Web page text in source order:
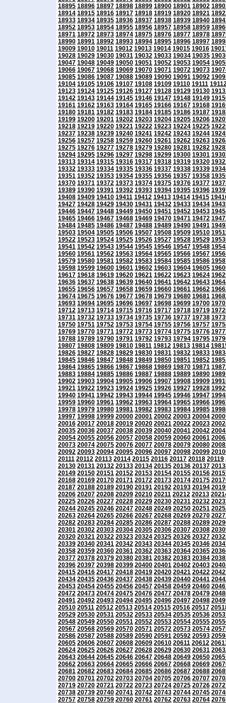
18895 18896 18897 18898 18899 18900 18901 18902
18914 18915 18916 18917 18918 18919 18920 18921
18933 18934 18935 18936 18937 18938 18939 18940
18952 18953 18954 18955 18956 18957 18958 18959
18971 18972 18973 18974 18975 18976 18977 18978
18990 18991 18992 18993 18994 18995 18996 18997
19009 19010 19011 19012 19013 19014 19015 19016
19028 19029 19030 19031 19032 19033 19034 19035
19047 19048 19049 19050 19051 19052 19053 19054
19066 19067 19068 19069 19070 19071 19072 19073
19085 19086 19087 19088 19089 19090 19091 19092
19104 19105 19106 19107 19108 19109 19110 19111
19123 19124 19125 19126 19127 19128 19129 19130
19142 19143 19144 19145 19146 19147 19148 19149
19161 19162 19163 19164 19165 19166 19167 19168
19180 19181 19182 19183 19184 19185 19186 19187
19199 19200 19201 19202 19203 19204 19205 19206
19218 19219 19220 19221 19222 19223 19224 19225
19237 19238 19239 19240 19241 19242 19243 19244
19256 19257 19258 19259 19260 19261 19262 19263
19275 19276 19277 19278 19279 19280 19281 19282
19294 19295 19296 19297 19298 19299 19300 19301
19313 19314 19315 19316 19317 19318 19319 19320
19332 19333 19334 19335 19336 19337 19338 19339
19351 19352 19353 19354 19355 19356 19357 19358
19370 19371 19372 19373 19374 19375 19376 19377
19389 19390 19391 19392 19393 19394 19395 19396
19408 19409 19410 19411 19412 19413 19414 19415
19427 19428 19429 19430 19431 19432 19433 19434
19446 19447 19448 19449 19450 19451 19452 19453
19465 19466 19467 19468 19469 19470 19471 19472
19484 19485 19486 19487 19488 19489 19490 19491
19503 19504 19505 19506 19507 19508 19509 19510
19522 19523 19524 19525 19526 19527 19528 19529
19541 19542 19543 19544 19545 19546 19547 19548
19560 19561 19562 19563 19564 19565 19566 19567
19579 19580 19581 19582 19583 19584 19585 19586
19598 19599 19600 19601 19602 19603 19604 19605
19617 19618 19619 19620 19621 19622 19623 19624
19636 19637 19638 19639 19640 19641 19642 19643
19655 19656 19657 19658 19659 19660 19661 19662
19674 19675 19676 19677 19678 19679 19680 19681
19693 19694 19695 19696 19697 19698 19699 19700
19712 19713 19714 19715 19716 19717 19718 19719
19731 19732 19733 19734 19735 19736 19737 19738
19750 19751 19752 19753 19754 19755 19756 19757
19769 19770 19771 19772 19773 19774 19775 19776
19788 19789 19790 19791 19792 19793 19794 19795
19807 19808 19809 19810 19811 19812 19813 19814
19826 19827 19828 19829 19830 19831 19832 19833
19845 19846 19847 19848 19849 19850 19851 19852
19864 19865 19866 19867 19868 19869 19870 19871
19883 19884 19885 19886 19887 19888 19889 19890
19902 19903 19904 19905 19906 19907 19908 19909
19921 19922 19923 19924 19925 19926 19927 19928
19940 19941 19942 19943 19944 19945 19946 19947
19959 19960 19961 19962 19963 19964 19965 19966
19978 19979 19980 19981 19982 19983 19984 19985
19997 19998 19999 20000 20001 20002 20003 20004
20016 20017 20018 20019 20020 20021 20022 20023
20035 20036 20037 20038 20039 20040 20041 20042
20054 20055 20056 20057 20058 20059 20060 20061
20073 20074 20075 20076 20077 20078 20079 20080
20092 20093 20094 20095 20096 20097 20098 20099
20111 20112 20113 20114 20115 20116 20117 20118 20119
20130 20131 20132 20133 20134 20135 20136 20137
20149 20150 20151 20152 20153 20154 20155 20156
20168 20169 20170 20171 20172 20173 20174 20175
20187 20188 20189 20190 20191 20192 20193 20194
20206 20207 20208 20209 20210 20211 20212 20213
20225 20226 20227 20228 20229 20230 20231 20232
20244 20245 20246 20247 20248 20249 20250 20251
20263 20264 20265 20266 20267 20268 20269 20270
20282 20283 20284 20285 20286 20287 20288 20289
20301 20302 20303 20304 20305 20306 20307 20308
20320 20321 20322 20323 20324 20325 20326 20327
20339 20340 20341 20342 20343 20344 20345 20346
20358 20359 20360 20361 20362 20363 20364 20365
20377 20378 20379 20380 20381 20382 20383 20384
20396 20397 20398 20399 20400 20401 20402 20403
20415 20416 20417 20418 20419 20420 20421 20422
20434 20435 20436 20437 20438 20439 20440 20441
20453 20454 20455 20456 20457 20458 20459 20460
20472 20473 20474 20475 20476 20477 20478 20479
20491 20492 20493 20494 20495 20496 20497 20498
20510 20511 20512 20513 20514 20515 20516 20517
20529 20530 20531 20532 20533 20534 20535 20536
20548 20549 20550 20551 20552 20553 20554 20555
20567 20568 20569 20570 20571 20572 20573 20574
20586 20587 20588 20589 20590 20591 20592 20593
20605 20606 20607 20608 20609 20610 20611 20612
20624 20625 20626 20627 20628 20629 20630 20631
20643 20644 20645 20646 20647 20648 20649 20650
20662 20663 20664 20665 20666 20667 20668 20669
20681 20682 20683 20684 20685 20686 20687 20688
20700 20701 20702 20703 20704 20705 20706 20707
20719 20720 20721 20722 20723 20724 20725 20726
20738 20739 20740 20741 20742 20743 20744 20745
20757 20758 20759 20760 20761 20762 20763 20764